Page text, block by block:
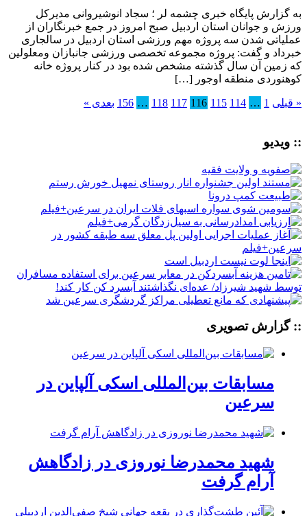
به گزارش پایگاه خبری چشمه لر ؛ سجاد انوشیروانی مدیرکل
ورزش و جوانان استان اردبیل صبح امروز در جمع خبرنگاران از
عملیاتی شدن سه پروژه مهم ورزشی استان اردبیل در سالجاری
خبرداد و گفت: پروژه مجموعه تخصصی ورزشی جانبازان ومعلولین
که زمین آن سال گذشته مشخص شده بود در کنار پروژه خانه
کوهنوردی منطقه اوجور […]
« قبلی 1
…
114
115
116
117
118
…
156 بعدی »
:: ویدیو
:: گزارش تصویری
مسابقات بین‌المللی اسکی آلپاین در
سرعین
شهید محمدرضا نوروزی در زادگاهش
آرام گرفت